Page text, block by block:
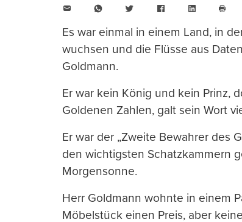
WhatsAppTwitter FacebookLinkedIn
Es war einmal in einem Land, in
wuchsen und die Flüsse aus
Goldmann.
Er war kein König und kein Prinz,
Goldenen Zahlen, galt sein Wort
Er war der „Zweite Bewahrer des
den wichtigsten Schatzkammern
Morgensonne.
Herr Goldmann wohnte in einem
Möbelstück einen Preis, aber